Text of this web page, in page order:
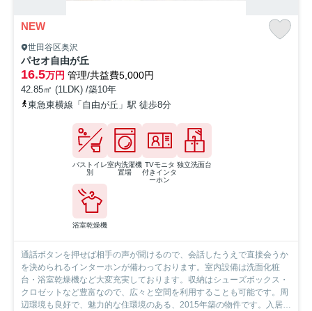
NEW
世田谷区奥沢
パセオ自由が丘
16.5万円 管理/共益費5,000円
42.85㎡ (1LDK) /築10年
東急東横線「自由が丘」駅 徒歩8分
バストイレ
別
室内洗濯機
置場
TVモニタ
付きインタ
ーホン
独立洗面台
浴室乾燥機
通話ボタンを押せば相手の声が聞けるので、会話したうえで直接会うか
を決められるインターホンが備わっております。室内設備は洗面化粧
台・浴室乾燥機など大変充実しております。収納はシューズボックス・
クロゼットなど豊富なので、広々と空間を利用することも可能です。周
辺環境も良好で、魅力的な住環境のある、2015年築の物件です。入居の